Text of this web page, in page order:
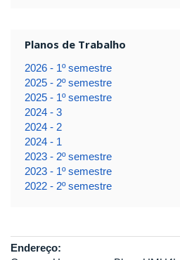
Planos de Trabalho
2026 - 1º semestre
2025 - 2º semestre
2025 - 1º semestre
2024 - 3
2024 - 2
2024 - 1
2023 - 2º semestre
2023 - 1º semestre
2022 - 2º semestre
Endereço: